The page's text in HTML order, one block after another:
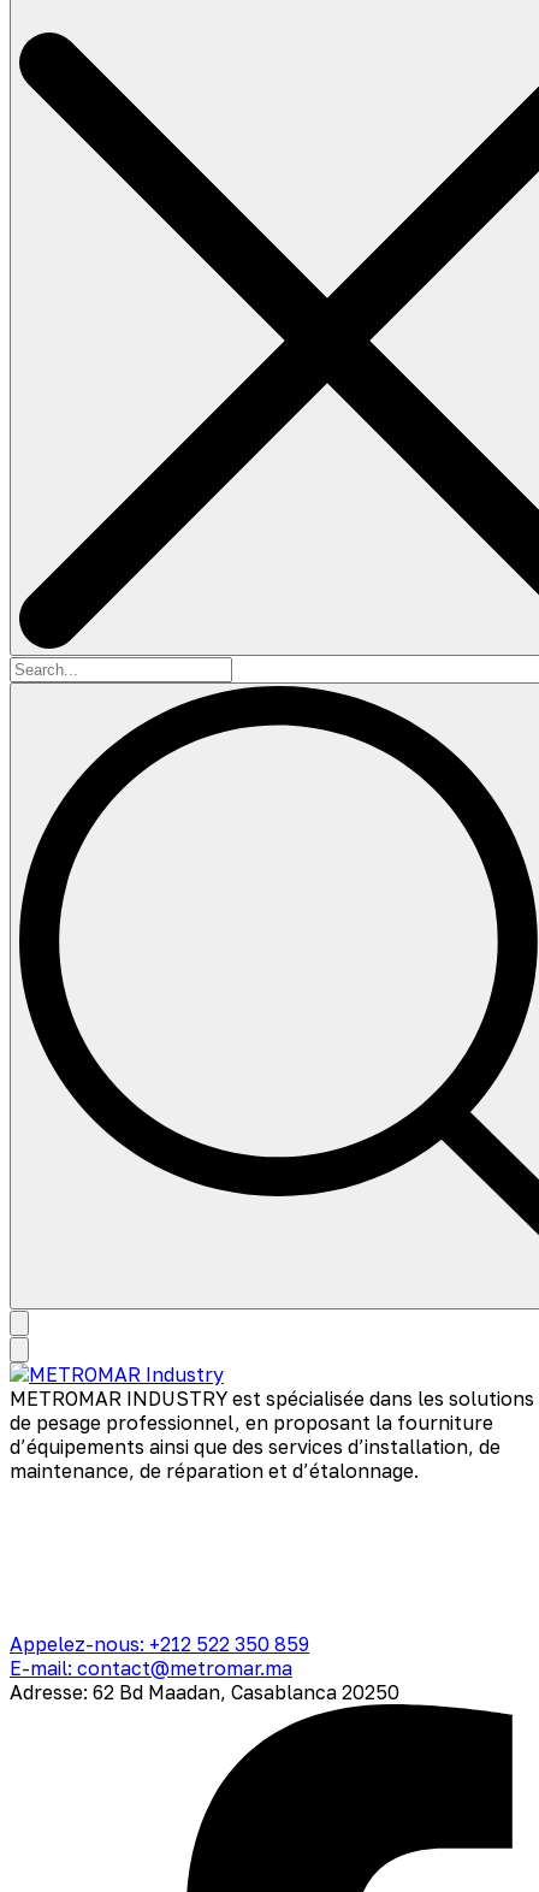
METROMAR INDUSTRY est spécialisée dans les solutions
de pesage professionnel, en proposant la fourniture
d’équipements ainsi que des services d’installation, de
maintenance, de réparation et d’étalonnage.
Appelez-nous: +212 522 350 859
E-mail: contact@metromar.ma
Adresse: 62 Bd Maadan, Casablanca 20250